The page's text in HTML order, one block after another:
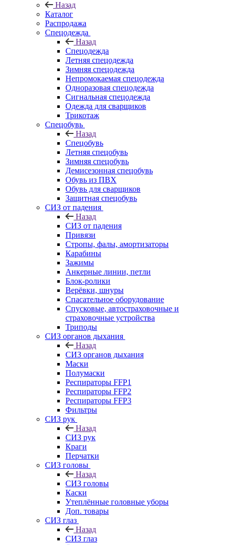
Назад
Каталог
Распродажа
Спецодежда
Назад
Спецодежда
Летняя спецодежда
Зимняя спецодежда
Непромокаемая спецодежда
Одноразовая спецодежда
Сигнальная спецодежда
Одежда для сварщиков
Трикотаж
Спецобувь
Назад
Спецобувь
Летняя спецобувь
Зимняя спецобувь
Демисезонная спецобувь
Обувь из ПВХ
Обувь для сварщиков
Защитная спецобувь
СИЗ от падения
Назад
СИЗ от падения
Привязи
Стропы, фалы, амортизаторы
Карабины
Зажимы
Анкерные линии, петли
Блок-ролики
Верёвки, шнуры
Спасательное оборудование
Спусковые, автостраховочные и
страховочные устройства
Триподы
СИЗ органов дыхания
Назад
СИЗ органов дыхания
Маски
Полумаски
Респираторы FFP1
Респираторы FFP2
Респираторы FFP3
Фильтры
СИЗ рук
Назад
СИЗ рук
Краги
Перчатки
СИЗ головы
Назад
СИЗ головы
Каски
Утеплённые головные уборы
Доп. товары
СИЗ глаз
Назад
СИЗ глаз